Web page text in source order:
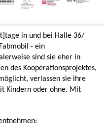
in und bei Halle 36/
- ein
sind sie eher in
des Kooperationsprojektes,
verlassen sie ihre
Kindern oder ohne. Mit